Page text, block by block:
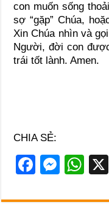
con muốn sống
sợ “gặp” Chúa,
Xin Chúa nhìn và
Người, đời con
trái tốt lành. Amen.
CHIA SẺ:
F
c
M
ss
W
at